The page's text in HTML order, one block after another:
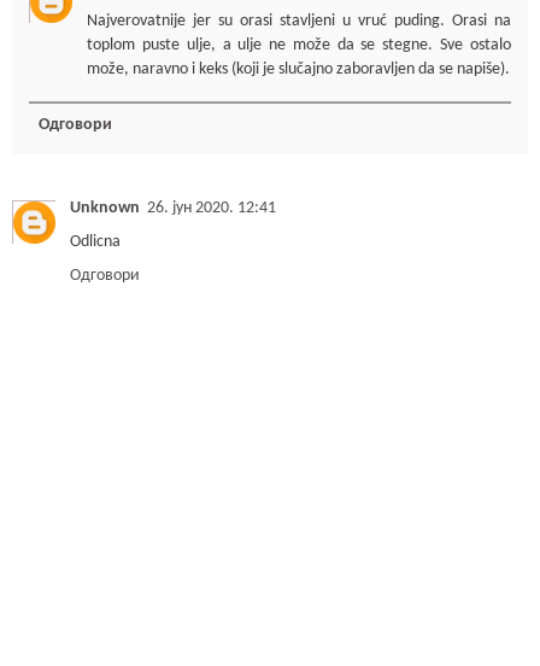
Najverovatnije jer su orasi stavljeni u vruć puding. Orasi na
toplom puste ulje, a ulje ne može da se stegne. Sve ostalo
može, naravno i keks (koji je slučajno zaboravljen da se napiše).
Одговори
Unknown 26. јун 2020. 12:41
Odlicna
Одговори